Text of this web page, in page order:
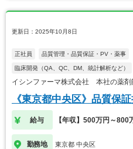
更新日：2025年10月8日
正社員 品質管理・品質保証・PV・薬事
臨床開発（QA、QC、DM、統計解析など）
イシンファーマ株式会社 本社の薬剤
《東京都中央区》品質保
給与 【年収】500万円～
勤務地 東京都 中央区